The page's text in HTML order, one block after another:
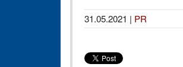
31.05.2021 | PR